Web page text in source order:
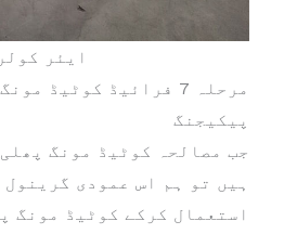
ایئر کولر
مرحلہ 7 فرائیڈ کوٹیڈ
پیکیجنگ
جب مصالحہ کوٹیڈ مونگ
ہیں تو ہم اس عمودی
استعمال کرکے کوٹیڈ مونگ